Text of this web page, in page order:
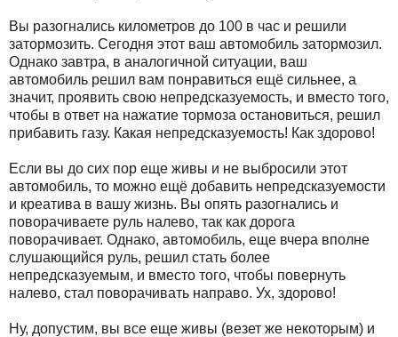
Вы разогнались километров до 100 в час и решили
затормозить. Сегодня этот ваш автомобиль затормозил.
Однако завтра, в аналогичной ситуации, ваш
автомобиль решил вам понравиться ещё сильнее, а
значит, проявить свою непредсказуемость, и вместо того,
чтобы в ответ на нажатие тормоза остановиться, решил
прибавить газу. Какая непредсказуемость! Как здорово!
Если вы до сих пор еще живы и не выбросили этот
автомобиль, то можно ещё добавить непредсказуемости
и креатива в вашу жизнь. Вы опять разогнались и
поворачиваете руль налево, так как дорога
поворачивает. Однако, автомобиль, еще вчера вполне
слушающийся руль, решил стать более
непредсказуемым, и вместо того, чтобы повернуть
налево, стал поворачивать направо. Ух, здорово!
Ну, допустим, вы все еще живы (везет же некоторым) и